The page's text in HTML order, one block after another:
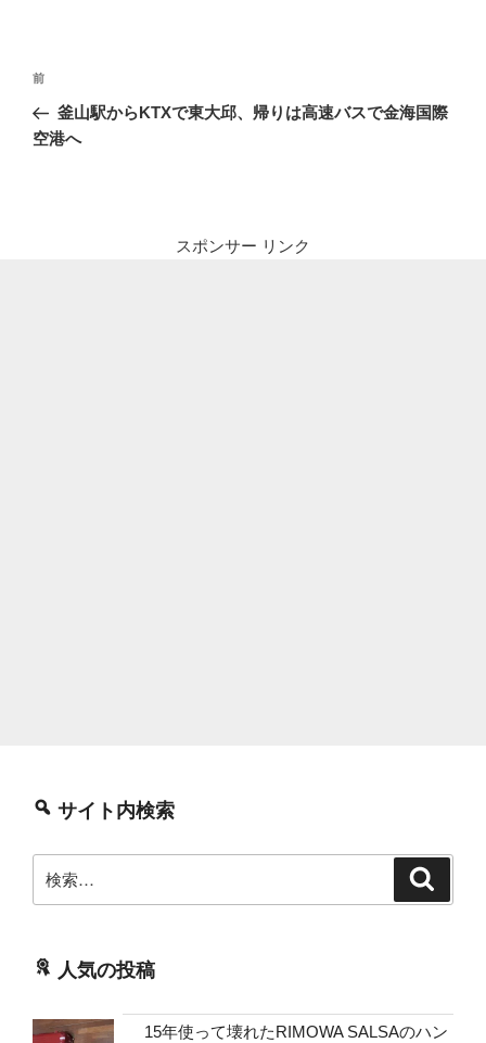
投
ナ
前
の
投
前
釜山駅からKTXで東大邱、帰りは高速バスで金海国際
空港へ
スポンサー リンク
サイト内検索
索:
人気の投稿
15年使って壊れたRIMOWA SALSAのハン